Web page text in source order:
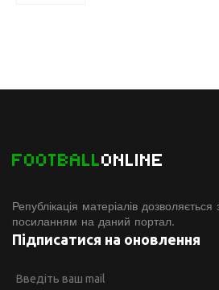
FOOTBALLONLINE
Републікація матеріалів
посиланням на даний портал.
Підписатися на оновлення